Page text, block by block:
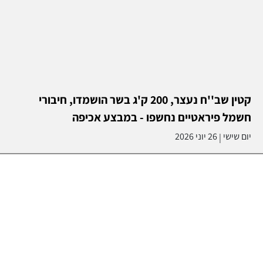
קטין שב''ח נעצר, 200 ק'ג בשר הושמדו, חיבורי
חשמל פיראטיים נחשפו - במבצע אכיפה
יום שישי |26 יוני 2026